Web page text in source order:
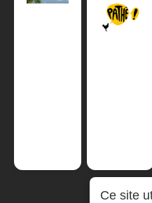
Ce site